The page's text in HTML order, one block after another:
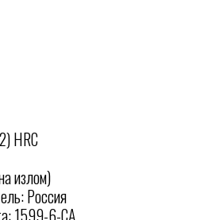
HRC
излом)
Россия